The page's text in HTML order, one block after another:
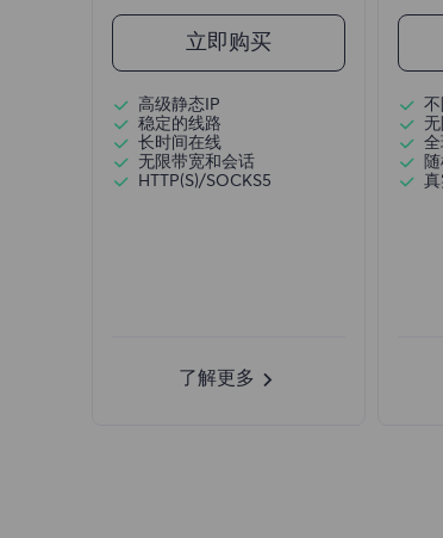
立即购买
高级静态IP
稳定的线路
长时间在线
无限带宽和会话
HTTP(S)/SOCKS5
了解更多
不
无